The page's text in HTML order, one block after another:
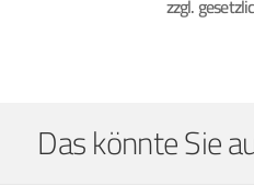
zzgl.
Das könnte Sie